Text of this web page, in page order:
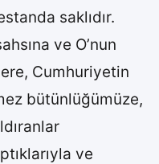
saklıdır.
ve O’nun
Cumhuriyetin
bütünlüğümüze,
ve